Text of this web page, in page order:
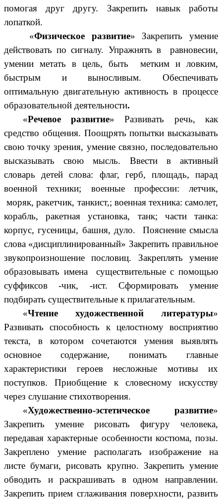
помогая друг другу. Закрепить навык работы
лопаткой.
«Физическое развитие» Закрепить умение
действовать по сигналу. Упражнять в равновесии,
умении метать в цель, быть метким и ловким,
быстрым и выносливым. Обеспечивать
оптимальную двигательную активность в процессе
образовательной деятельности.
«Речевое развитие» Развивать речь, как
средство общения. Поощрять попытки высказывать
свою точку зрения, умение связно, последовательно
высказывать свою мысль. Ввести в активный
словарь детей слова: флаг, герб, площадь, парад
военной техники; военные профессии: летчик,
моряк, ракетчик, танкист,; военная техника: самолет,
корабль, ракетная установка, танк; части танка:
корпус, гусеницы, башня, дуло. Пояснение смысла
слова «дисциплинированный» Закрепить правильное
звукопроизношение пословиц. Закреплять умение
образовывать имена существительные с помощью
суффиксов -чик, -ист. Сформировать умение
подбирать существительные к прилагательным.
«Чтение художественной литературы»
Развивать способность к целостному восприятию
текста, в котором сочетаются умения выявлять
основное содержание, понимать главные
характеристики героев несложные мотивы их
поступков. Приобщение к словесному искусству
через слушание стихотворения.
«Художественно-эстетическое развитие»
Закрепить умение рисовать фигуру человека,
передавая характерные особенности костюма, позы.
Закреплено умение располагать изображение на
листе бумаги, рисовать крупно. Закрепить умение
обводить и раскрашивать в одном направлении.
Закрепить прием сглаживания поверхности, развить